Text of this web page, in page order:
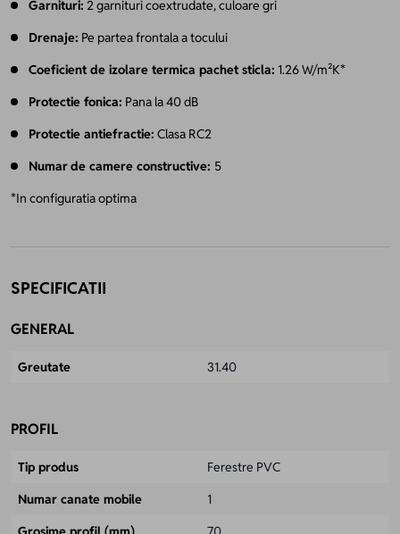
Garnituri: 2 garnituri coextrudate, culoare gri
Drenaje: Pe partea frontala a tocului
Coeficient de izolare termica pachet sticla: 1.26 W/m²K*
Protectie fonica: Pana la 40 dB
Protectie antiefractie: Clasa RC2
Numarde camere constructive: 5
*In configuratia optima
SPECIFICATII
GENERAL
Greutate 31.40
PROFIL
Tip produs
Ferestre PVC
Numar canate mobile
1